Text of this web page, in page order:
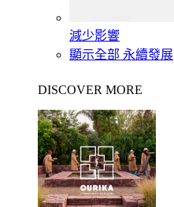
減少影響
顯示全部 永續發展
DISCOVER MORE